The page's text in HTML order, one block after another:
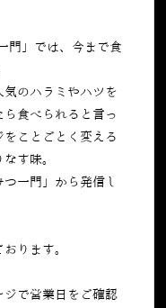
門」では、今まで食
のハラミやハツを
ら食べられると言っ
ことごとく変える
す味。
一門」から発信し
ります。
で営業日をご確認